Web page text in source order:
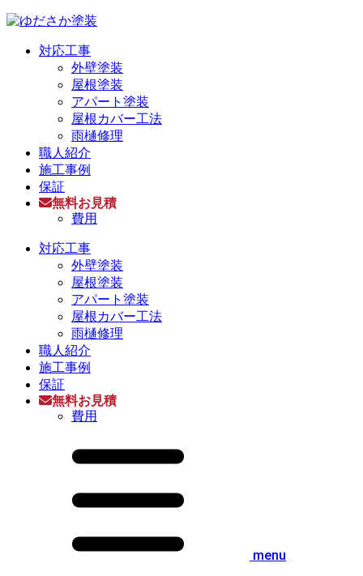
対応工事
外壁塗装
屋根塗装
アパート塗装
屋根カバー工法
雨樋修理
職人紹介
施工事例
保証
無料お見積
費用
対応工事
外壁塗装
屋根塗装
アパート塗装
屋根カバー工法
雨樋修理
職人紹介
施工事例
保証
無料お見積
費用
menu